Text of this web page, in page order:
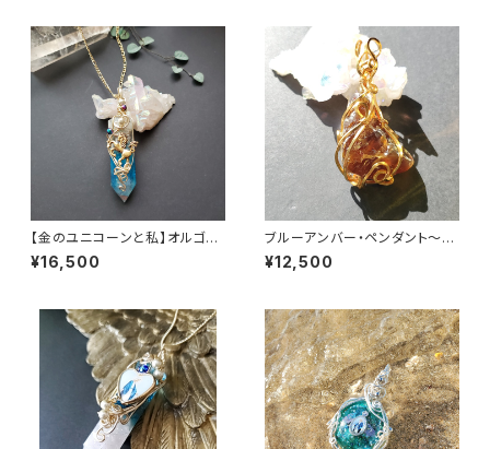
【金のユニコーンと私】オルゴナ
イトペンダント
¥16,500
ブルーアンバー・ペンダント～青
い琥珀の物語～/バルト海峡産
¥12,500